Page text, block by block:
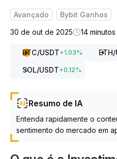
Avançado
Bybit Ganhos
30 de out de 2025
14
BTC/USDT+1.03% ETH/
SOL/USDT+0.12%
Resumo de IA
Entenda rapidamente o
sentimento do mercado em